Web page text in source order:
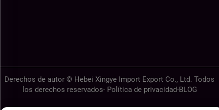
Derechos de autor © Hebei Xingye Import Export Co., Ltd. Todos
los derechos reservados- Política de privacidad-BLOG